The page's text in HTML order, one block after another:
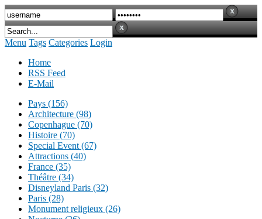
Menu Tags Categories Login
Home
RSS Feed
E-Mail
Pays (156)
Architecture (98)
Copenhague (70)
Histoire (70)
Special Event (67)
Attractions (40)
France (35)
Théâtre (34)
Disneyland Paris (32)
Paris (28)
Monument religieux (26)